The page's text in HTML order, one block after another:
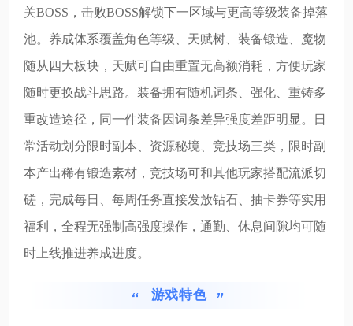
关BOSS，击败BOSS解锁下一区域与更高等级装备掉落
池。养成体系覆盖角色等级、天赋树、装备锻造、魔物
随从四大板块，天赋可自由重置无高额消耗，方便玩家
随时更换战斗思路。装备拥有随机词条、强化、重铸多
重改造途径，同一件装备因词条差异强度差距明显。日
常活动划分限时副本、资源秘境、竞技场三类，限时副
本产出稀有锻造素材，竞技场可和其他玩家搭配流派切
磋，完成每日、每周任务直接发放钻石、抽卡券等实用
福利，全程无强制高强度操作，通勤、休息间隙均可随
时上线推进养成进度。
游戏特色